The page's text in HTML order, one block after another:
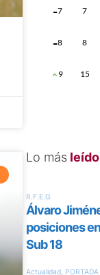
Lo más leído